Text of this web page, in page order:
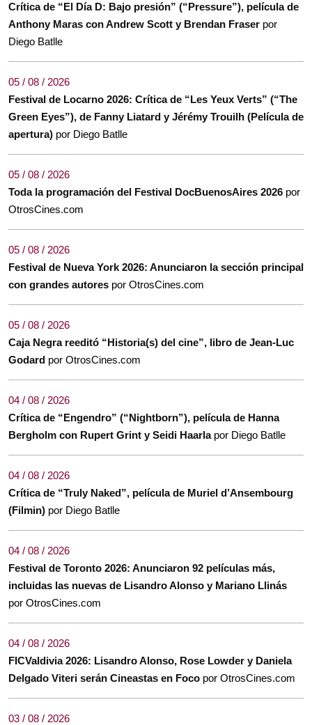
Crítica de “El Día D: Bajo presión” (“Pressure”), película de
Anthony Maras con Andrew Scott y Brendan Fraser por
Diego Batlle
05 / 08 / 2026
Festival de Locarno 2026: Crítica de “Les Yeux Verts” (“The
Green Eyes”), de Fanny Liatard y Jérémy Trouilh (Película de
apertura) por Diego Batlle
05 / 08 / 2026
Toda la programación del Festival DocBuenosAires 2026 por
OtrosCines.com
05 / 08 / 2026
Festival de Nueva York 2026: Anunciaron la sección principal
con grandes autores por OtrosCines.com
05 / 08 / 2026
Caja Negra reeditó “Historia(s) del cine”, libro de Jean-Luc
Godard por OtrosCines.com
04 / 08 / 2026
Crítica de “Engendro” (“Nightborn”), película de Hanna
Bergholm con Rupert Grint y Seidi Haarla por Diego Batlle
04 / 08 / 2026
Crítica de “Truly Naked”, película de Muriel d’Ansembourg
(Filmin) por Diego Batlle
04 / 08 / 2026
Festival de Toronto 2026: Anunciaron 92 películas más,
incluidas las nuevas de Lisandro Alonso y Mariano Llinás
por OtrosCines.com
04 / 08 / 2026
FICValdivia 2026: Lisandro Alonso, Rose Lowder y Daniela
Delgado Viteri serán Cineastas en Foco por OtrosCines.com
03 / 08 / 2026